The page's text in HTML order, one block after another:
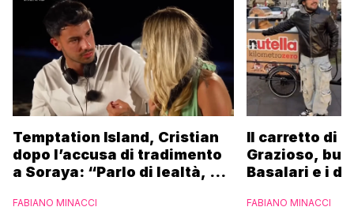
Temptation Island, Cristian
dopo l’accusa di tradimento
a Soraya: “Parlo di lealtà, ma
FABIANO MINACCI
Il carretto di
Grazioso,
Basalari e i
Ferrero”
FABIANO MINACCI